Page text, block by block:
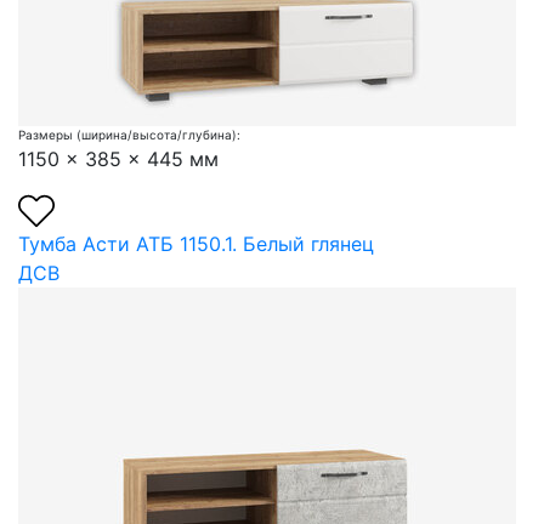
Размеры (ширина/высота/глубина):
1150 x 385 x 445 мм
Тумба Асти АТБ 1150.1. Белый глянец
ДСВ